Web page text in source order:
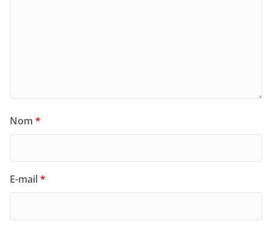
Nom *
E-mail*